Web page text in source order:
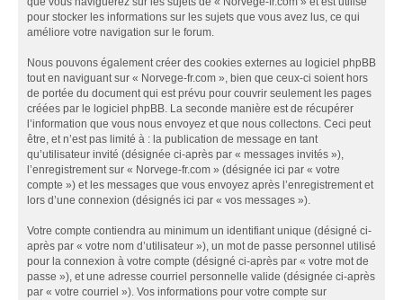
pour stocker les informations sur les sujets que vous avez lus, ce qui
améliore votre navigation sur le forum.
Nous pouvons également créer des cookies externes au logiciel phpBB
tout en naviguant sur « Norvege-fr.com », bien que ceux-ci soient hors
de portée du document qui est prévu pour couvrir seulement les pages
créées par le logiciel phpBB. La seconde manière est de récupérer
l’information que vous nous envoyez et que nous collectons. Ceci peut
être, et n’est pas limité à : la publication de message en tant
qu’utilisateur invité (désignée ci-après par « messages invités »),
l’enregistrement sur « Norvege-fr.com » (désignée ici par « votre
compte ») et les messages que vous envoyez après l’enregistrement et
lors d’une connexion (désignés ici par « vos messages »).
Votre compte contiendra au minimum un identifiant unique (désigné ci-
après par « votre nom d’utilisateur »), un mot de passe personnel utilisé
pour la connexion à votre compte (désigné ci-après par « votre mot de
passe »), et une adresse courriel personnelle valide (désignée ci-après
par « votre courriel »). Vos informations pour votre compte sur